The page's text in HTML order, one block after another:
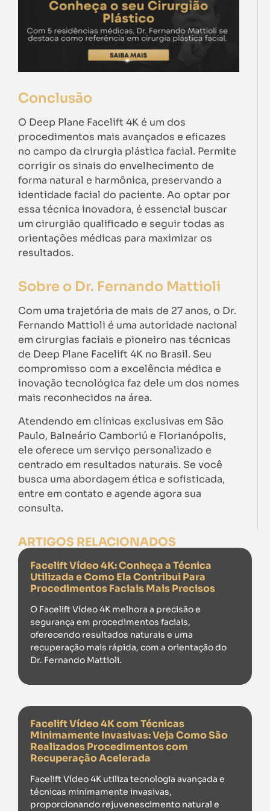
Conclusão
O Deep Plane Facelift 4K é um dos
procedimentos mais avançados e eficazes
no campo da cirurgia plástica facial. Permite
corrigir os sinais do envelhecimento de
forma natural e harmônica, preservando a
identidade facial do paciente. Ao optar por
essa técnica inovadora, é essencial buscar
um cirurgião qualificado e seguir todas as
orientações médicas para maximizar os
resultados.
Sobre o Dr. Fernando Mattioli
Com uma trajetória de mais de 27 anos, o Dr.
Fernando Mattioli é uma autoridade nacional
em cirurgias faciais e pioneiro nas técnicas
de Deep Plane Facelift 4K no Brasil. Seu
compromisso com a excelência médica e
inovação tecnológica faz dele um dos nomes
mais reconhecidos na área.
Atendendo em clínicas exclusivas em São
Paulo, Balneário Camboriú e Florianópolis,
ele oferece um serviço personalizado e
centrado em resultados naturais. Se você
busca uma abordagem ética e sofisticada,
entre em contato e agende agora sua
consulta.
ARTIGOS RELACIONADOS
Facelift Vídeo 4K: Conheça a Técnica
Utilizada e Como Ela Contribui Para
Procedimentos Faciais Mais Precisos
O Facelift Vídeo 4K melhora a precisão e
segurança em procedimentos faciais,
oferecendo resultados naturais e uma
recuperação mais rápida, com a orientação do
Dr. Fernando Mattioli.
Facelift Vídeo 4K com Técnicas
Minimamente Invasivas: Veja Como São
Realizados Procedimentos com
Recuperação Acelerada
Facelift Vídeo 4K utiliza tecnologia avançada e
técnicas minimamente invasivas,
proporcionando rejuvenescimento natural e